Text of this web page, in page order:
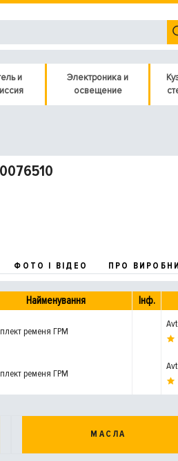
и
Электроника и
освещение
ФОТО І ВІДЕО ПРО
Найменування Інф.
ременя ГРМ
ременя ГРМ
МАСЛА